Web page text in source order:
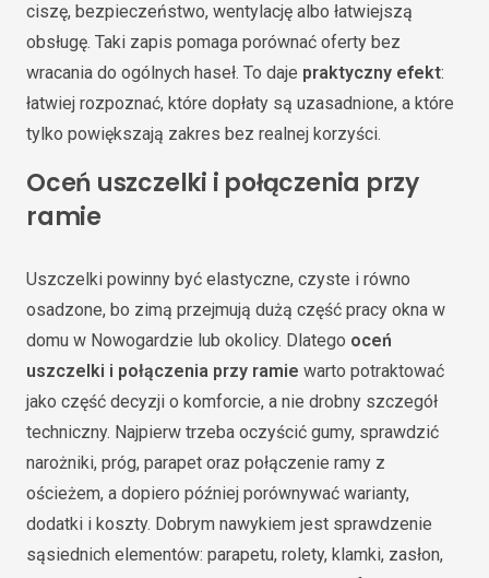
ciszę, bezpieczeństwo, wentylację albo łatwiejszą
obsługę. Taki zapis pomaga porównać oferty bez
wracania do ogólnych haseł. To daje praktyczny efekt:
łatwiej rozpoznać, które dopłaty są uzasadnione, a które
tylko powiększają zakres bez realnej korzyści.
Oceń uszczelki i połączenia przy
ramie
Uszczelki powinny być elastyczne, czyste i równo
osadzone, bo zimą przejmują dużą część pracy okna w
domu w Nowogardzie lub okolicy. Dlatego oceń
uszczelki i połączenia przy ramie warto potraktować
jako część decyzji o komforcie, a nie drobny szczegół
techniczny. Najpierw trzeba oczyścić gumy, sprawdzić
narożniki, próg, parapet oraz połączenie ramy z
ościeżem, a dopiero później porównywać warianty,
dodatki i koszty. Dobrym nawykiem jest sprawdzenie
sąsiednich elementów: parapetu, rolety, klamki, zasłon,